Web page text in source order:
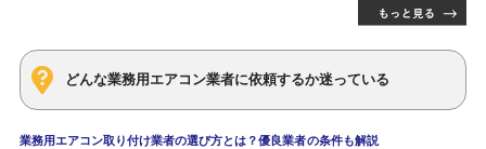
どんな業務用エアコン業者に依頼するか迷っている
業務用エアコン取り付け業者の選び方とは？優良業者の条件も解説